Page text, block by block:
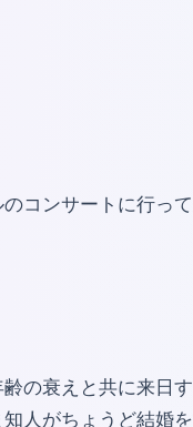
コンサートに行っ
の衰えと共に来日
人がちょうど結婚